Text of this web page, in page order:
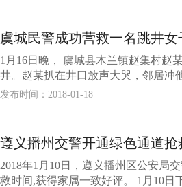
虞城民警成功营救一名跳井女
1月16日晚， 虞城县木兰镇赵集村赵
井。赵某扒在井口放声大哭，邻居冲
发布时间：2018-01-18
遵义播州交警开通绿色通道抢
2018年1月10日，遵义播州区公安局
救时间,获得家属一致好评。 1月10日